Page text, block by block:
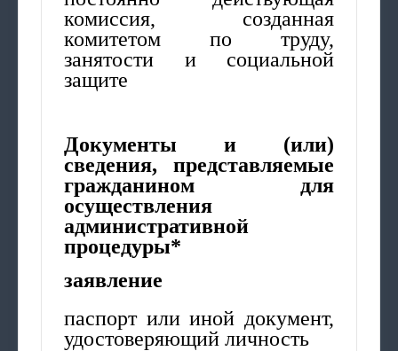
комиссия, созданная
комитетом по труду,
занятости и социальной
защите
Документы и (или)
сведения, представляемые
гражданином для
осуществления
административной
процедуры*
заявление
паспорт или иной документ,
удостоверяющий личность